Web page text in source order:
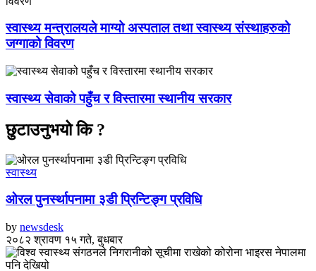
स्वास्थ्य मन्त्रालयले माग्यो अस्पताल तथा स्वास्थ्य संस्थाहरुको
जग्गाको विवरण
स्वास्थ्य सेवाको पहुँच र विस्तारमा स्थानीय सरकार
छुटाउनुभयो कि ?
स्वास्थ्य
ओरल पुनर्स्थापनामा ३डी प्रिन्टिङ्ग प्रविधि
by newsdesk
२०८२ श्रावण १५ गते, बुधबार